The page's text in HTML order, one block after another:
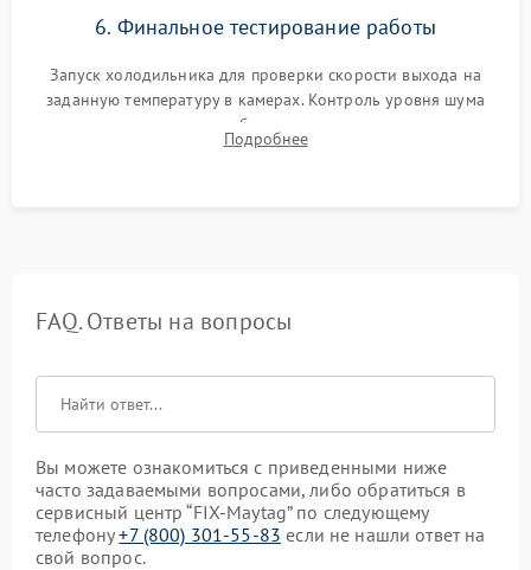
6. Финальное тестирование работы
Запуск холодильника для проверки скорости выхода на
заданную температуру в камерах. Контроль уровня шума
компрессора, отсутствия обмерзания стенок и корректного
срабатывания системы автоматической оттайки.
Подробнее
FAQ. Ответы на вопросы
Вы можете ознакомиться с приведенными ниже
часто задаваемыми вопросами, либо обратиться в
сервисный центр “FIX-Maytag” по следующему
телефону+7 (800) 301-55-83 если не нашли ответ на
свой вопрос.